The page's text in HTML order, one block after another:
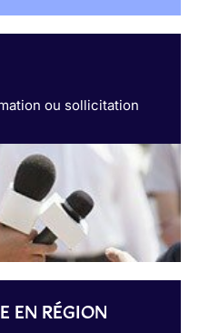
ou sollicitation
EN RÉGION